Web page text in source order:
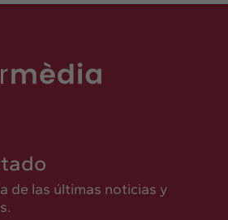
de las últimas noticias y